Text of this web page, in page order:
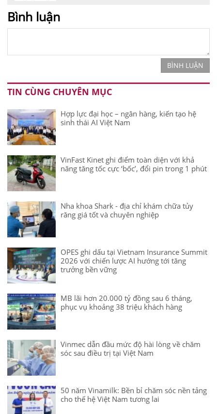
Bình luận
BÌNH LUẬN
TIN CÙNG CHUYÊN MỤC
Hợp lực đại học – ngân hàng, kiến tạo hệ
sinh thái AI Việt Nam
VinFast Kinet ghi điểm toàn diện với khả
năng tăng tốc cực ‘bốc’, đổi pin trong 1 phút
Nha khoa Shark - địa chỉ khám chữa tủy
răng giá tốt và chuyên nghiệp
OPES ghi dấu tại Vietnam Insurance Summit
2026 với chiến lược AI hướng tới tăng
trưởng bền vững
MB lãi hơn 20.000 tỷ đồng sau 6 tháng,
phục vụ khoảng 38 triệu khách hàng
Vinmec dẫn đầu mức độ hài lòng về chăm
sóc sau điều trị tại Việt Nam
50 năm Vinamilk: Bền bỉ chăm sóc nền tảng
cho thế hệ Việt Nam tương lai